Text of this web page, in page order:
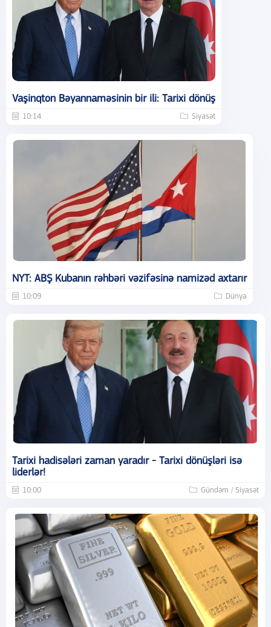
Vaşinqton Bəyannaməsinin bir ili: Tarixi dönüş
10:14 Siyasət
NYT: ABŞ Kubanın rəhbəri vəzifəsinə namizəd axtarır
10:09 Dünya
Tarixi hadisələri zaman yaradır - Tarixi dönüşləri isə
liderlər!
10:00 Gündəm / Siyasət